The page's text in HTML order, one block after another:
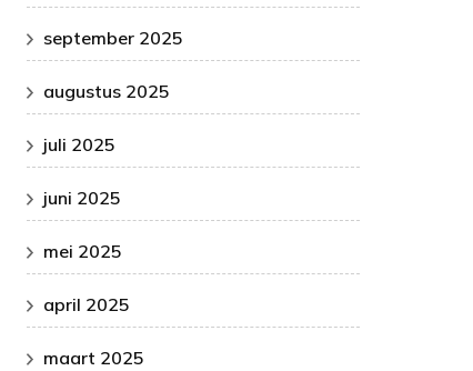
september 2025
augustus 2025
juli 2025
juni 2025
mei 2025
april 2025
maart 2025